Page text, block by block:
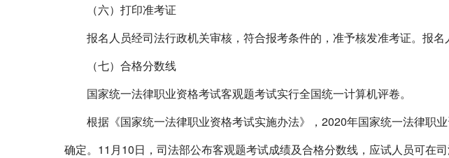
（六）打印准考证
报名人员经司法行政机关审核，符合报考条件的，准予核发准考证。报名
（七）合格分数线
国家统一法律职业资格考试客观题考试实行全国统一计算机评卷。
根据《国家统一法律职业资格考试实施办法》， 2020年国家统一法律职
确定。 11 月10日，司法部公布客观题考试成绩及合格分数线，应试人员可在